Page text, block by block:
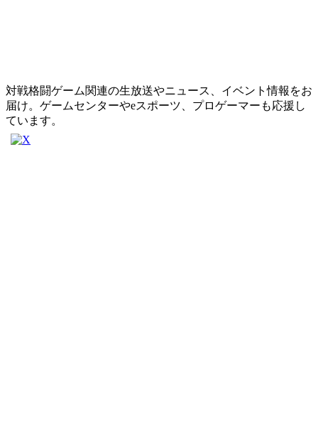
対戦格闘ゲーム関連の生放送やニュース、イベント情報をお
届け。ゲームセンターやeスポーツ、プロゲーマーも応援し
ています。